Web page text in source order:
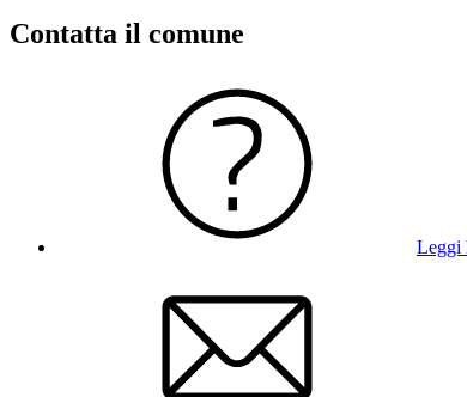
Contatta il comune
Leggi